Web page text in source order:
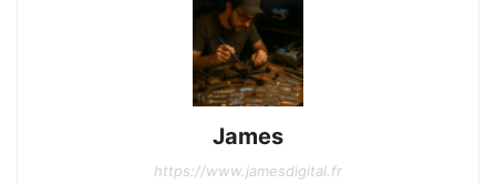
James
https://www.jamesdigital.fr